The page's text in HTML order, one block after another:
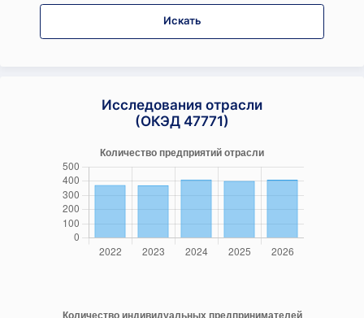
Искать
Исследования отрасли
(ОКЭД 47771)